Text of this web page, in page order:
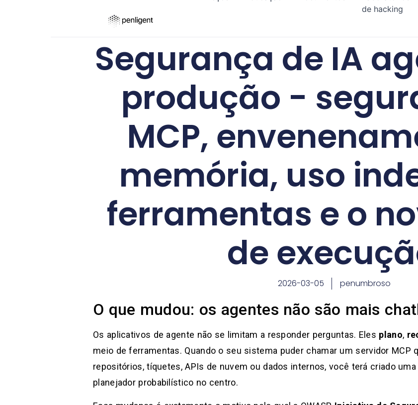
de hacking
Segurança de IA
produção -
MCP,
memória, uso
ferramentas e o
de
2026-03-05 penumbroso
O que mudou: os agentes não são mais
Os aplicativos de agente não se limitam a responder perguntas. Eles plano,
meio de ferramentas. Quando o seu sistema puder chamar um servidor MCP
repositórios, tíquetes, APIs de nuvem ou dados internos, você terá criado
planejador probabilístico no centro.